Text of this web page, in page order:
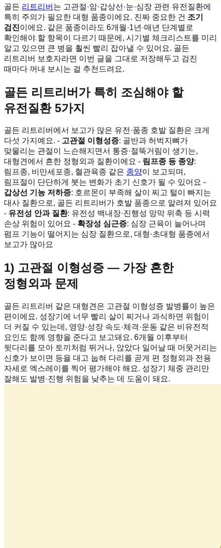
골든 리트리버 는 고관절·암·갑상선·눈·심장 관련 유전질환에
특히 주의가 필요한 대형 품종이에요. 진짜 중요한 건 조기
검진이에요. 같은 품종이라도 6개월·1년·매년 단계별로
확인해야 할 항목이 다르기 때문에, 시기별 체크리스트를 미리
알고 있으면 큰 병을 훨씬 빨리 잡아낼 수 있어요. 골든
리트리버 보호자라면 이번 글을 그대로 저장해두고 검진
때마다 꺼내 보시는 걸 추천드려요.
골든 리트리버가 특히 조심해야 할
유전질환 5가지
골든 리트리버에서 보고가 많은 유전·품종 호발 질환은 크게
다섯 가지예요. - 고관절 이형성증: 골반과 허벅지뼈가
맞물리는 관절이 느슨해지면서 통증·절뚝거림이 생기는,
대형견에서 흔한 정형외과 질환이에요 - 림프종 등 종양:
림프종, 비만세포종, 혈관육종 같은 종양이 보고되며,
림프절이 단단하게 붓는 변화가 초기 신호가 될 수 있어요 -
갑상선 기능 저하증: 호르몬이 부족해 살이 찌고 털이 빠지는
대사 질환으로, 골든 리트리버가 호발 품종으로 알려져 있어요
- 유전성 안과 질환: 유전성 백내장·진행성 망막 위축 등 시력
손상 위험이 있어요 - 확장성 심근증: 심장 근육이 늘어나며
펌프 기능이 떨어지는 심장 질환으로, 대형·초대형 품종에서
보고가 많아요
1) 고관절 이형성증 — 가장 흔한
정형외과 문제
골든 리트리버 같은 대형견은 고관절 이형성증 발병률이 높은
편이에요. 성장기에 너무 빨리 살이 찌거나 과식하면 위험이
더 커질 수 있는데, 영양·성장 속도·체격·운동 같은 비유전적
요인도 함께 영향을 준다고 보고돼요. 6개월 이후부터
뒷다리를 모아 토끼처럼 뛰거나, 앉았다 일어날 때 머뭇거리는
신호가 보이면 등을 대고 눕혀 다리를 곧게 편 정형외과 전용
자세로 엑스레이를 찍어 평가해야 해요. 성장기 체중 관리만
잘해도 발병·진행 위험을 낮추는 데 도움이 돼요.